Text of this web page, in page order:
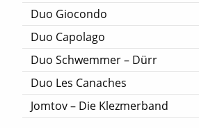
Duo Giocondo
Duo Capolago
Duo Schwemmer – Dürr
Duo Les Canaches
Jomtov – Die Klezmerband